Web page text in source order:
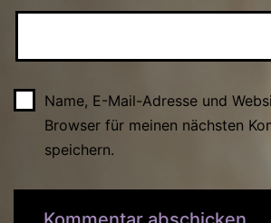
Name, E-Mail-Adresse und
Browser für meinen nächsten
speichern.